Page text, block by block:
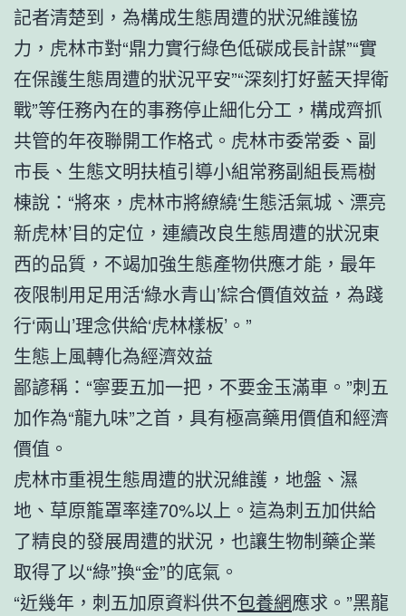
記者清楚到，為構成生態周遭的狀況維護協
力，虎林市對“鼎力實行綠色低碳成長計謀”“實
在保護生態周遭的狀況平安”“深刻打好藍天捍衛
戰”等任務內在的事務停止細化分工，構成齊抓
共管的年夜聯開工作格式。虎林市委常委、副
市長、生態文明扶植引導小組常務副組長焉樹
棟說：“將來，虎林市將繚繞‘生態活氣城、漂亮
新虎林’目的定位，連續改良生態周遭的狀況東
西的品質，不竭加強生態產物供應才能，最年
夜限制用足用活‘綠水青山’綜合價值效益，為踐
行‘兩山’理念供給‘虎林樣板’。”
生態上風轉化為經濟效益
鄙諺稱：“寧要五加一把，不要金玉滿車。”刺五
加作為“龍九味”之首，具有極高藥用價值和經濟
價值。
虎林市重視生態周遭的狀況維護，地盤、濕
地、草原籠罩率達70%以上。這為刺五加供給
了精良的發展周遭的狀況，也讓生物制藥企業
取得了以“綠”換“金”的底氣。
“近幾年，刺五加原資料供不包養網應求。”黑龍